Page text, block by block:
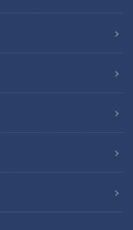
ュ検定」2級の資格
ス）・大城光さん
ェックしているパン
厳選して実食リポー